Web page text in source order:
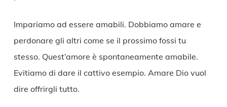
Impariamo ad essere amabili. Dobbiamo amare e
perdonare gli altri come se il prossimo fossi tu
stesso. Quest’amore è spontaneamente amabile.
Evitiamo di dare il cattivo esempio. Amare Dio vuol
dire offrirgli tutto.